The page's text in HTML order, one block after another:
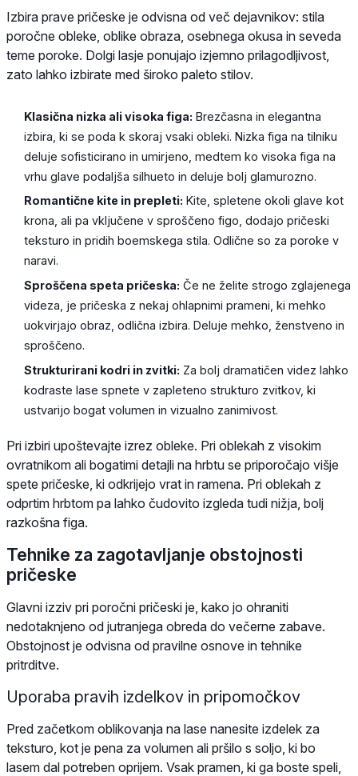
Izbira prave pričeske je odvisna od več dejavnikov: stila
poročne obleke, oblike obraza, osebnega okusa in seveda
teme poroke. Dolgi lasje ponujajo izjemno prilagodljivost,
zato lahko izbirate med široko paleto stilov.
Klasična nizka ali visoka figa: Brezčasna in elegantna
izbira, ki se poda k skoraj vsaki obleki. Nizka figa na tilniku
deluje sofisticirano in umirjeno, medtem ko visoka figa na
vrhu glave podaljša silhueto in deluje bolj glamurozno.
Romantične kite in prepleti: Kite, spletene okoli glave kot
krona, ali pa vključene v sproščeno figo, dodajo pričeski
teksturo in pridih boemskega stila. Odlične so za poroke v
naravi.
Sproščena speta pričeska: Če ne želite strogo zglajenega
videza, je pričeska z nekaj ohlapnimi prameni, ki mehko
uokvirjajo obraz, odlična izbira. Deluje mehko, ženstveno in
sproščeno.
Strukturirani kodri in zvitki: Za bolj dramatičen videz lahko
kodraste lase spnete v zapleteno strukturo zvitkov, ki
ustvarijo bogat volumen in vizualno zanimivost.
Pri izbiri upoštevajte izrez obleke. Pri oblekah z visokim
ovratnikom ali bogatimi detajli na hrbtu se priporočajo višje
spete pričeske, ki odkrijejo vrat in ramena. Pri oblekah z
odprtim hrbtom pa lahko čudovito izgleda tudi nižja, bolj
razkošna figa.
Tehnike za zagotavljanje obstojnosti
pričeske
Glavni izziv pri poročni pričeski je, kako jo ohraniti
nedotaknjeno od jutranjega obreda do večerne zabave.
Obstojnost je odvisna od pravilne osnove in tehnike
pritrditve.
Uporaba pravih izdelkov in pripomočkov
Pred začetkom oblikovanja na lase nanesite izdelek za
teksturo, kot je pena za volumen ali pršilo s soljo, ki bo
lasem dal potreben oprijem. Vsak pramen, ki ga boste speli,